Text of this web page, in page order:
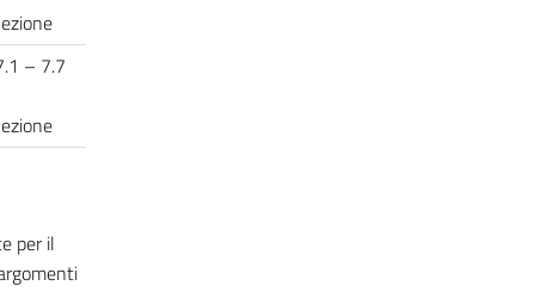
– 7.7
per il